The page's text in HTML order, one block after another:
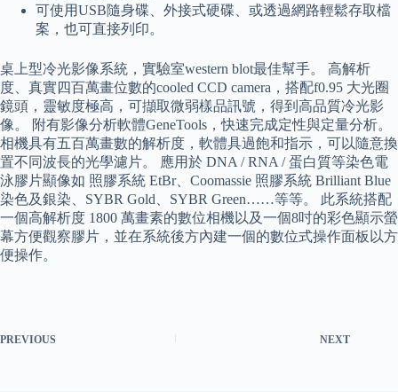
可使用USB隨身碟、外接式硬碟、或透過網路輕鬆存取檔
案，也可直接列印。
桌上型冷光影像系統，實驗室western blot最佳幫手。 高解析
度、真實四百萬畫位數的cooled CCD camera，搭配f0.95 大光圈
鏡頭，靈敏度極高，可擷取微弱樣品訊號，得到高品質冷光影
像。 附有影像分析軟體GeneTools，快速完成定性與定量分析。
相機具有五百萬畫數的解析度，軟體具過飽和指示，可以隨意換
置不同波長的光學濾片。 應用於 DNA / RNA / 蛋白質等染色電
泳膠片顯像如 照膠系統 EtBr、Coomassie 照膠系統 Brilliant Blue
染色及銀染、SYBR Gold、SYBR Green……等等。 此系統搭配
一個高解析度 1800 萬畫素的數位相機以及一個8吋的彩色顯示螢
幕方便觀察膠片，並在系統後方內建一個的數位式操作面板以方
便操作。
PREVIOUS NEXT